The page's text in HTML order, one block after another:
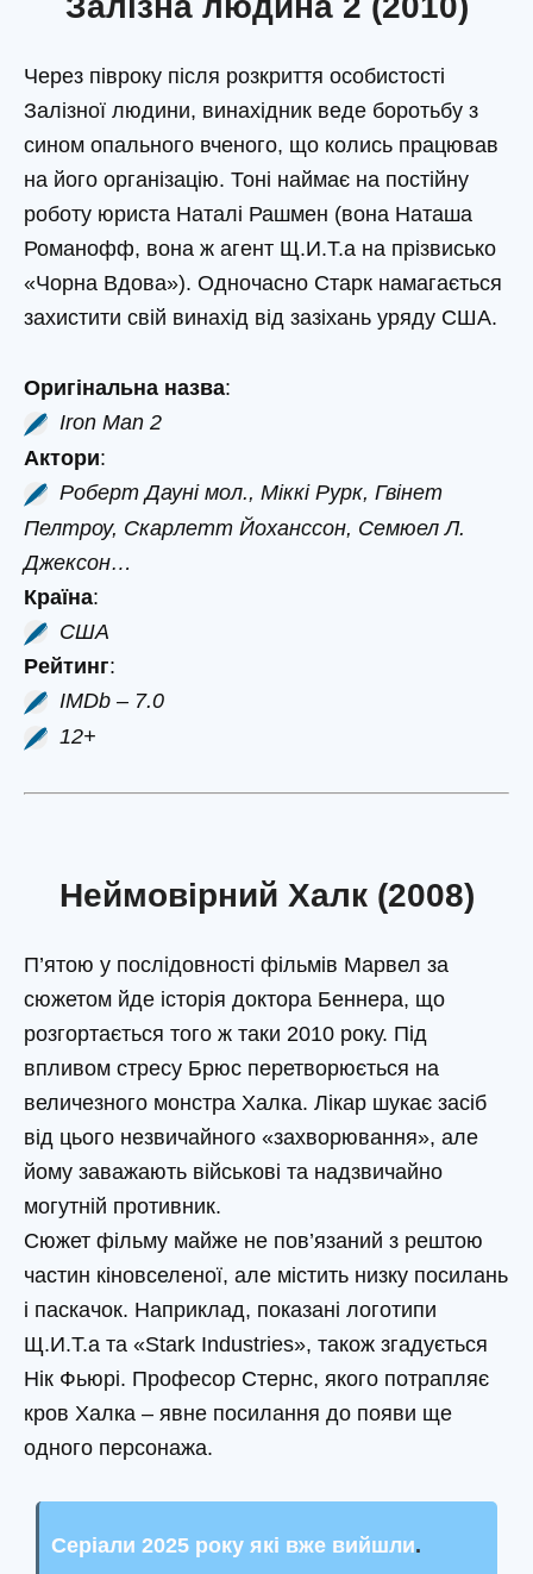
Через півроку після розкриття особистості
Залізної людини, винахідник веде боротьбу з
сином опального вченого, що колись працював
на його організацію. Тоні наймає на постійну
роботу юриста Наталі Рашмен (вона Наташа
Романофф, вона ж агент Щ.И.Т.а на прізвисько
«Чорна Вдова»). Одночасно Старк намагається
захистити свій винахід від зазіхань уряду США.
Оригінальна назва:
Iron Man 2
Актори:
Роберт Дауні мол., Міккі Рурк, Гвінет
Пелтроу, Скарлетт Йоханссон, Семюел Л.
Джексон…
Країна:
США
Рейтинг:
IMDb – 7.0
12+
Неймовірний Халк (2008)
П’ятою у послідовності фільмів Марвел за
сюжетом йде історія доктора Беннера, що
розгортається того ж таки 2010 року. Під
впливом стресу Брюс перетворюється на
величезного монстра Халка. Лікар шукає засіб
від цього незвичайного «захворювання», але
йому заважають військові та надзвичайно
могутній противник.
Сюжет фільму майже не пов’язаний з рештою
частин кіновселеної, але містить низку посилань
і паскачок. Наприклад, показані логотипи
Щ.И.Т.а та «Stark Industries», також згадується
Нік Фьюрі. Професор Стернс, якого потрапляє
кров Халка – явне посилання до появи ще
одного персонажа.
Серіали 2025 року які вже вийшли.